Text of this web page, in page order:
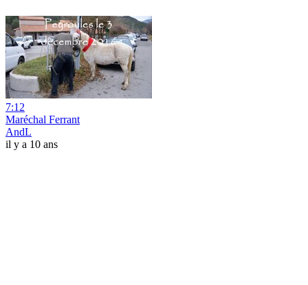
7:12
Maréchal Ferrant
AndL
il y a 10 ans